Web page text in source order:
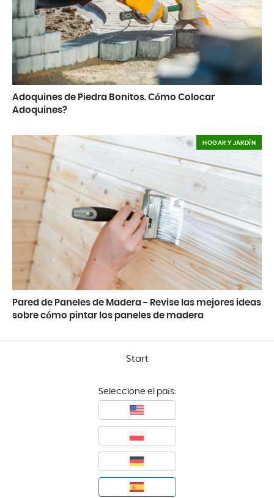
Adoquines de Piedra Bonitos. Cómo Colocar
Adoquines?
Pared de Paneles de Madera - Revise las mejores ideas
sobre cómo pintar los paneles de madera
HOGAR Y JARDÍN
Start
Seleccione el país: